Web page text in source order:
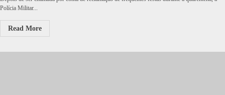
Polícia Militar...
Read More